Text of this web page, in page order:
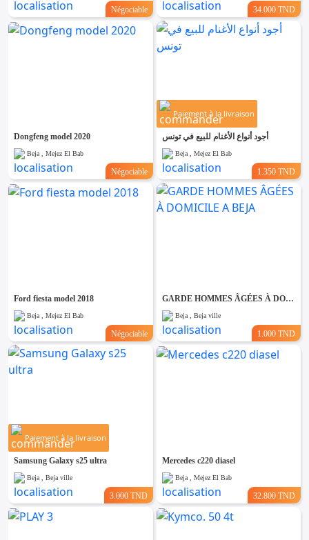
Négociable 34.000 TND
Dongfeng model 2020
Beja , Mejez El Bab
Négociable
Paiement à la livraison
أجود أنواع الأغنام للبيع في تونس
Beja , Mejez El Bab
1.350 TND
Ford fiesta model 2018
Beja , Mejez El Bab
Négociable
GARDE HOMMES ÂGÉES À DOMICILE A BEJA
Beja , Beja ville
1.000 TND
Paiement à la livraison
Samsung Galaxy s25 ultra
Beja , Beja ville
3.000 TND
Mercedes c220 diasel
Beja , Mejez El Bab
32.800 TND